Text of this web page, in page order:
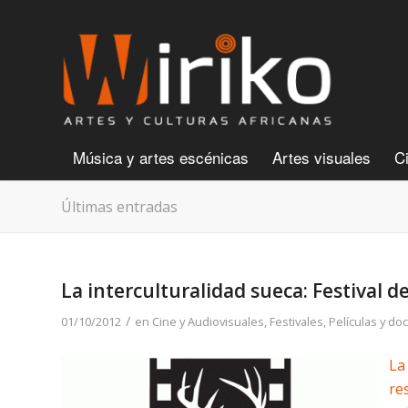
Música y artes escénicas Artes visuales
Últimas entradas
La interculturalidad sueca: Festival
01/10/2012 / en Cine y Audiovisuales, Festivales, Películas y